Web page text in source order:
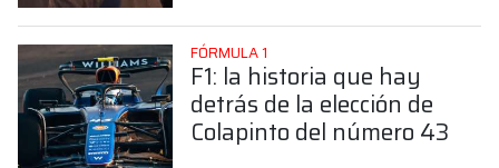
FÓRMULA 1
F1: la historia que hay
detrás de la elección de
Colapinto del número 43